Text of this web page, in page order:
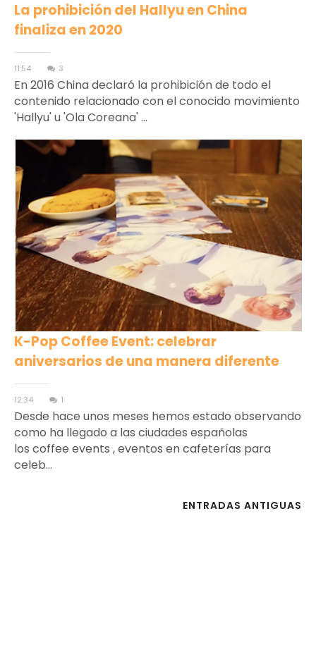
La prohibición del Hallyu en China
finaliza en 2020
11:54 3
En 2016 China declaró la prohibición de todo el
contenido relacionado con el conocido movimiento
'Hallyu' u 'Ola Coreana' ...
K-Pop Coffee Event: celebrar
aniversarios de una manera diferente
12:34 1
Desde hace unos meses hemos estado observando
como ha llegado a las ciudades españolas
los coffee events , eventos en cafeterías para
celeb...
ENTRADAS ANTIGUAS